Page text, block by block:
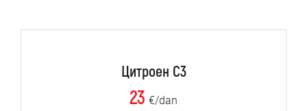
Цитроен C3
23 €/dan